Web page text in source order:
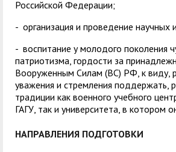
Российской Федерации;
- организация и проведение научных
- воспитание у молодого поколения
патриотизма, гордости за
Вооруженным Силам (ВС) РФ, к виду,
уважения и стремления поддержать,
традиции как военного учебного
ГАГУ, так и университета, в котором
НАПРАВЛЕНИЯ ПОДГОТОВКИ